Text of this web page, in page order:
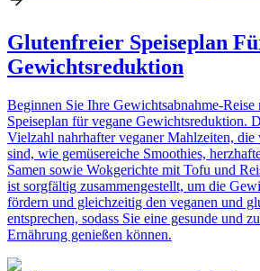
Glutenfreier Speiseplan
Gewichtsreduktion
Beginnen Sie Ihre Gewichtsabnahme-
Speiseplan für vegane Gewichtsreduktion.
Vielzahl nahrhafter veganer Mahlzeiten,
sind, wie gemüsereiche Smoothies,
Samen sowie Wokgerichte mit Tofu und
ist sorgfältig zusammengestellt, um die
fördern und gleichzeitig den veganen und
entsprechen, sodass Sie eine gesunde und
Ernährung genießen können.